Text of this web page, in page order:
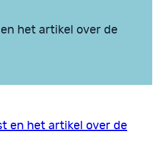
het artikel over de
en het artikel over de